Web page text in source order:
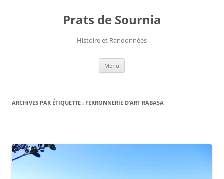
Prats de Sournia
Histoire et Randonnées
Menu
ARCHIVES PAR ÉTIQUETTE : FERRONNERIE D’ART RABASA